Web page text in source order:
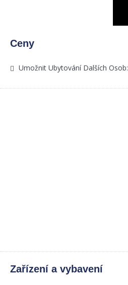
Ceny
Umožnit Ubytování Dalších Osob:
Zařízení a vybavení